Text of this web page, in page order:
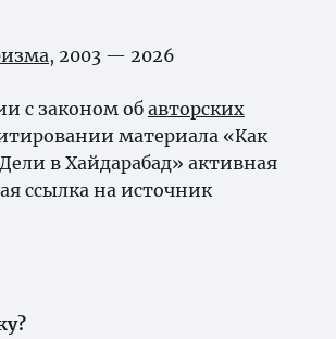
, 2003 — 2026
с законом об авторских
материала «Как
в Хайдарабад» активная
ссылка на источник